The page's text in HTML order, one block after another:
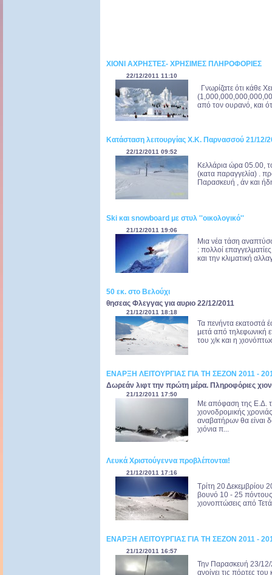
ΧΙΟΝΙ ΑΧΡΗΣΤΕΣ- ΧΡΗΣΙΜΕΣ ΠΛΗΡΟΦΟΡΙΕΣ
22/12/2011 11:10
Γνωρίζατε ότι κάθε
από τον ουρανό, και
Κατάσταση λειτουργίας Χ.Κ. Παρνασσού 21/12/
22/12/2011 09:52
Κελλάρια ώρα 05.00,
(κατα παραγγελία) .
Παρασκευή , άν και
Ski και snowboard με στυλ ''οικολογικό''
21/12/2011 19:06
Μια νέα τάση
: πολλοί
και την κλιματική
50 εκ. στο Βελούχι
θησεας Φλεγγας για αυριο 22/12/2011
21/12/2011 18:18
Τα πενήντα εκατοστά
μετά από τηλεφωνική
του χ/κ και η
ΕΝΑΡΞΗ ΛΕΙΤΟΥΡΓΙΑΣ ΓΙΑ ΤΗ ΣΕΖΟΝ 2011 -
Δωρεάν λιφτ την πρώτη μέρα. Πληροφόριες
21/12/2011 17:50
Με απόφαση της Ε.Δ.
χιονοδρομικής
αναβατήρων θα είναι
χιόνια π...
Λευκά Χριστούγεννα προβλέπονται!
21/12/2011 17:16
Τρίτη 20 Δεκεμβρίου
βουνό 10 - 25 πόντους
χιονοπτώσεις από
ΕΝΑΡΞΗ ΛΕΙΤΟΥΡΓΙΑΣ ΓΙΑ ΤΗ ΣΕΖΟΝ 2011 -
21/12/2011 16:57
Την Παρασκευή 23/12/
ανοίγει τις πόρτες